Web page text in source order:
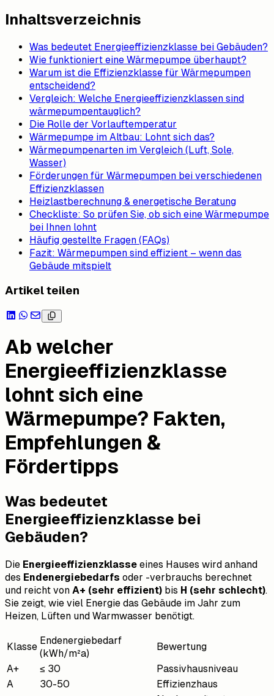
Inhaltsverzeichnis
Was bedeutet Energieeffizienzklasse bei Gebäuden?
Wie funktioniert eine Wärmepumpe überhaupt?
Warum ist die Effizienzklasse für Wärmepumpen
entscheidend?
Vergleich: Welche Energieeffizienzklassen sind
wärmepumpentauglich?
Die Rolle der Vorlauftemperatur
Wärmepumpe im Altbau: Lohnt sich das?
Wärmepumpenarten im Vergleich (Luft, Sole,
Wasser)
Förderungen für Wärmepumpen bei verschiedenen
Effizienzklassen
Heizlastberechnung & energetische Beratung
Checkliste: So prüfen Sie, ob sich eine Wärmepumpe
bei Ihnen lohnt
Häufig gestellte Fragen (FAQs)
Fazit: Wärmepumpen sind effizient – wenn das
Gebäude mitspielt
Artikel teilen
Ab welcher
Energieeffizienzklasse
lohnt sich eine
Wärmepumpe? Fakten,
Empfehlungen &
Fördertipps
Was bedeutet
Energieeffizienzklasse bei
Gebäuden?
Die Energieeffizienzklasse eines Hauses wird anhand
des Endenergiebedarfs oder -verbrauchs berechnet
und reicht von A+ (sehr effizient) bis H (sehr schlecht).
Sie zeigt, wie viel Energie das Gebäude im Jahr zum
Heizen, Lüften und Warmwasser benötigt.
Klasse
Endenergiebedarf
(kWh/m²a)
Bewertung
A+
≤ 30
Passivhausniveau
A
30-50
Effizienzhaus